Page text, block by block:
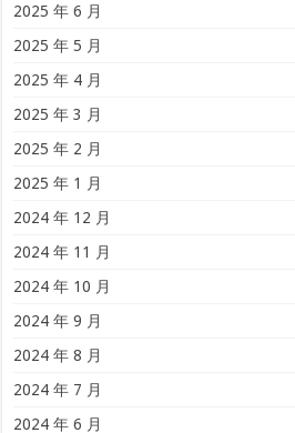
2025 年 6 月
2025 年 5 月
2025 年 4 月
2025 年 3 月
2025 年 2 月
2025 年 1 月
2024 年 12 月
2024 年 11 月
2024 年 10 月
2024 年 9 月
2024 年 8 月
2024 年 7 月
2024 年 6 月